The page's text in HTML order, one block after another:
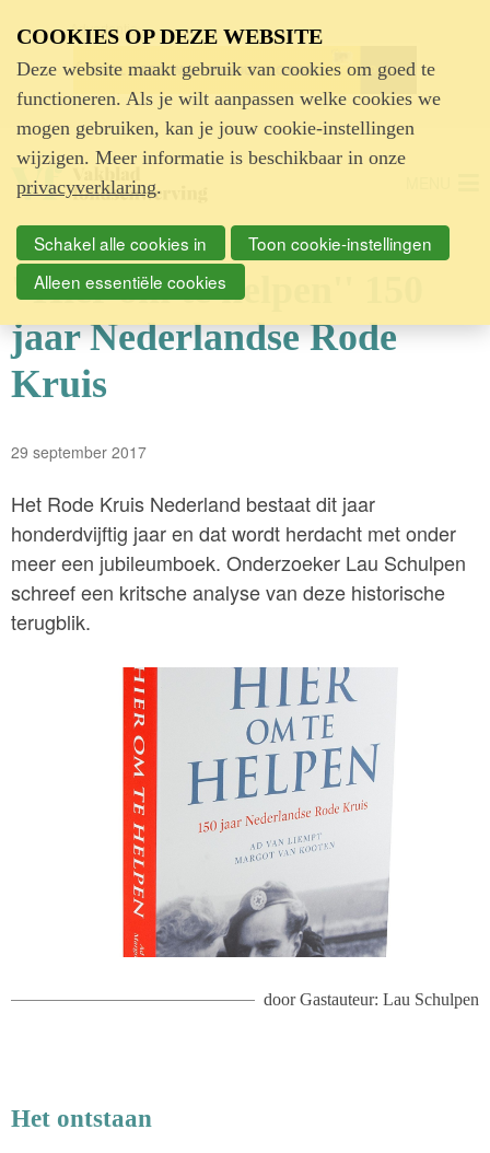
Advertentie
''Hier om te helpen'' 150
jaar Nederlandse Rode
Kruis
29 september 2017
Het Rode Kruis Nederland bestaat dit jaar
honderdvijftig jaar en dat wordt herdacht met onder
meer een jubileumboek. Onderzoeker Lau Schulpen
schreef een kritsche analyse van deze historische
terugblik.
doorGastauteur: Lau Schulpen
Het ontstaan
COOKIES OP DEZE WEBSITE
Deze website maakt gebruik van cookies om goed te
functioneren. Als je wilt aanpassen welke cookies we
mogen gebruiken, kan je jouw cookie-instellingen
wijzigen. Meer informatie is beschikbaar in onze
privacyverklaring.
Schakel alle cookies in
Toon cookie-instellingen
Alleen essentiële cookies